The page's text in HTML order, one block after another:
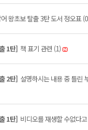
왕초보 탈출 3탄 도서 정오표
1탄] 책 표기 관련 (1)
2탄] 설명하시는 내용 중 틀린
1탄] 비디오를 재생할 수없다